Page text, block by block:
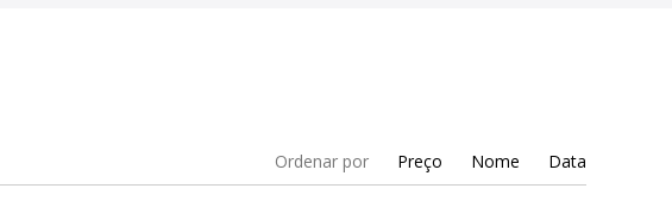
Ordenar por Preço Nome Data